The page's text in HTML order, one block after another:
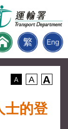
A A A
士的登